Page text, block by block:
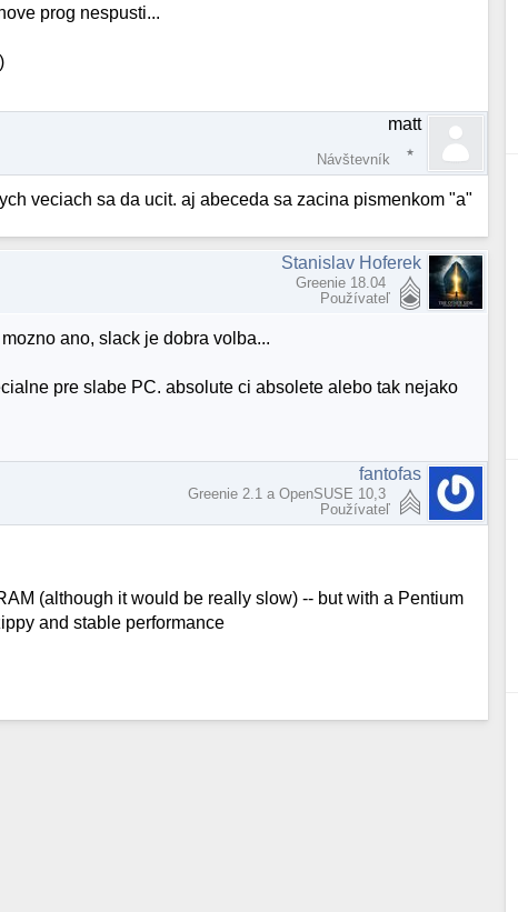
prog nespusti...
matt
Návštevník
veciach sa da ucit. aj abeceda sa zacina pismenkom "a"
Stanislav Hoferek
Greenie 18.04
Používateľ
ano, slack je dobra volba...
pre slabe PC. absolute ci absolete alebo tak nejako
fantofas
Greenie 2.1 a OpenSUSE 10,3
Používateľ
(although it would be really slow) -- but with a Pentium
and stable performance